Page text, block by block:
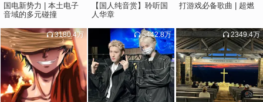
国电新势力 | 本土电子
音域的多元碰撞
【国人纯音赏】聆听国
人华章
打游戏必备歌曲 | 超燃
3180.4万 5442.8万 2349.4万